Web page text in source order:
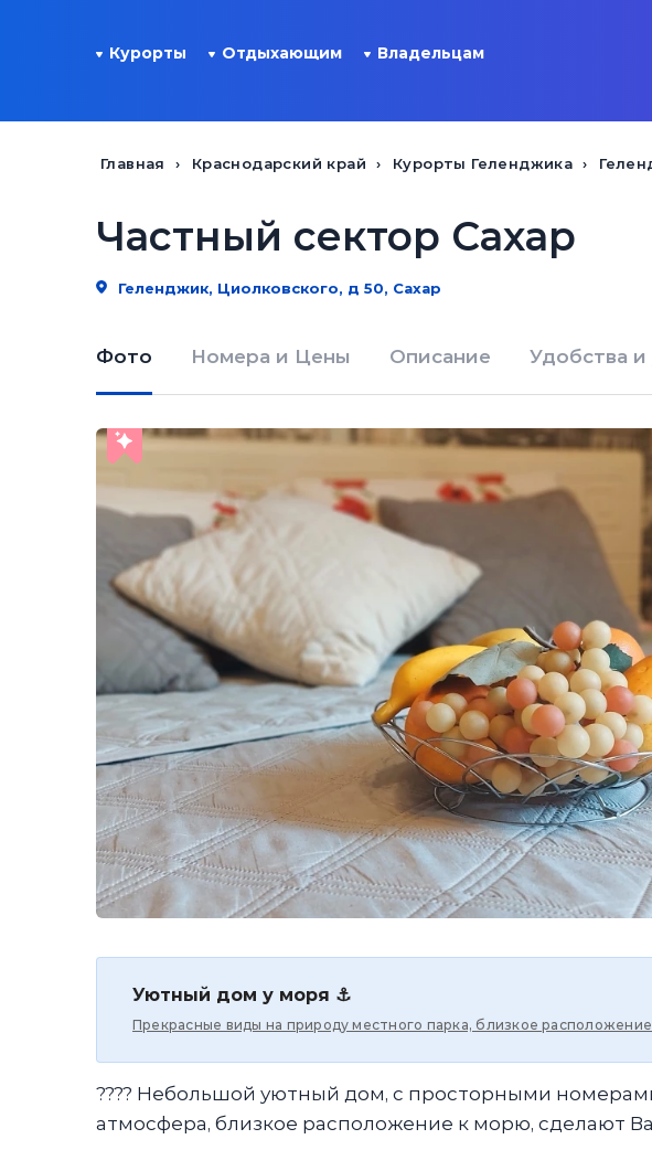
Курорты Отдыхающим Владельцам
Главная Краснодарский край Курорты Геленджика
Частный сектор Сахар
Геленджик, Циолковского, д 50, Сахар
Фото Номера и Цены Описание Удобства и
Уютный дом у моря ⚓
Прекрасные виды на природу местного парка, близкое
???? Небольшой уютный дом, с просторными
атмосфера, близкое расположение к морю, сделают